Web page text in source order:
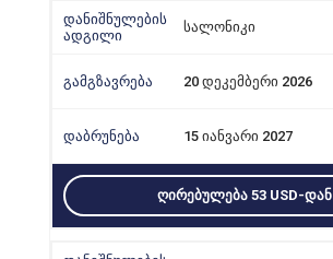
სალონიკი
20 დეკემბერი 2026
15 იანვარი 2027
ᲦᲘᲠᲔᲑᲣᲚᲔᲑᲐ 53 USD-ᲓᲐᲜ